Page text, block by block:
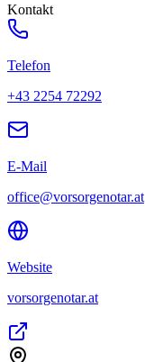
Kontakt
Telefon
+43 2254 72292
E-Mail
office@vorsorgenotar.at
Website
vorsorgenotar.at